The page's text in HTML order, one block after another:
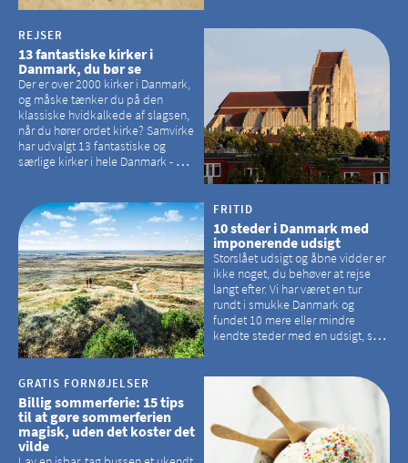
REJSER
13 fantastiske kirker i
Danmark, du bør se
Der er over 2000 kirker i Danmark,
og måske tænker du på den
klassiske hvidkalkede af slagsen,
når du hører ordet kirke? Samvirke
har udvalgt 13 fantastiske og
særlige kirker i hele Danmark - og
hvilke kirker, der er en omvej værd
FRITID
10 steder i Danmark med
imponerende udsigt
Storslået udsigt og åbne vidder er
ikke noget, du behøver at rejse
langt efter. Vi har været en tur
rundt i smukke Danmark og
fundet 10 mere eller mindre
kendte steder med en udsigt, som
GRATIS FORNØJELSER
Billig sommerferie: 15 tips
til at gøre sommerferien
magisk, uden det koster det
vilde